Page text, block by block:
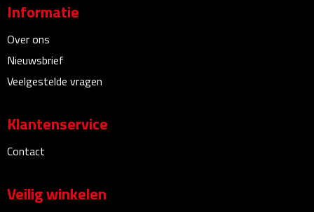
Bureau onderleggers
Bureau organizers
Bureausets
Bureau ventilatoren
Boekenleggers
Briefopeners
Informatie
Over ons
Nieuwsbrief
Veelgestelde vragen
Klantenservice
Contact
Veilig winkelen